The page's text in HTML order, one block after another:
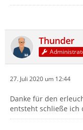
Thunder
27. Juli 2020 um 12:44
Danke für den
entsteht schließe ich